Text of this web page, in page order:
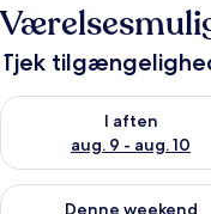
Tjek
I aften
aug. 9 - aug. 10
Tjek tilgængelighed for i
Denne weekend
Tjek tilgængelighed for